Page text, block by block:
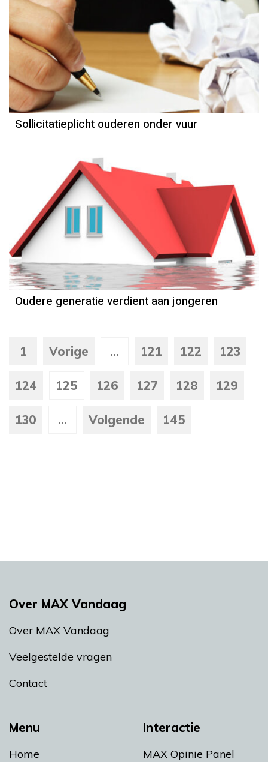
Sollicitatieplicht ouderen onder vuur
Oudere generatie verdient aan jongeren
1 Vorige ... 121 122 123
124 125 126 127 128 129
130 ... Volgende 145
Menu
Home
Interactie
MAX Opinie Panel
Over MAX Vandaag
Over MAX Vandaag
Veelgestelde vragen
Contact